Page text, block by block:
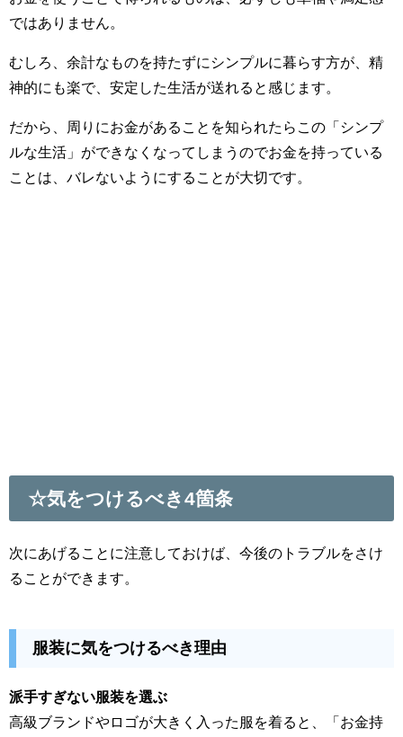
ではありません。
むしろ、余計なものを持たずにシンプルに暮らす方が、精
神的にも楽で、安定した生活が送れると感じます。
だから、周りにお金があることを知られたらこの「シンプ
ルな生活」ができなくなってしまうのでお金を持っている
ことは、バレないようにすることが大切です。
☆気をつけるべき4箇条
次にあげることに注意しておけば、今後のトラブルをさけ
ることができます。
服装に気をつけるべき理由
派手すぎない服装を選ぶ
高級ブランドやロゴが大きく入った服を着ると、「お金持